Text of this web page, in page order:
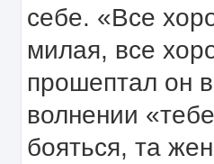
себе. «Все
милая, все
прошептал он
волнении
бояться, та